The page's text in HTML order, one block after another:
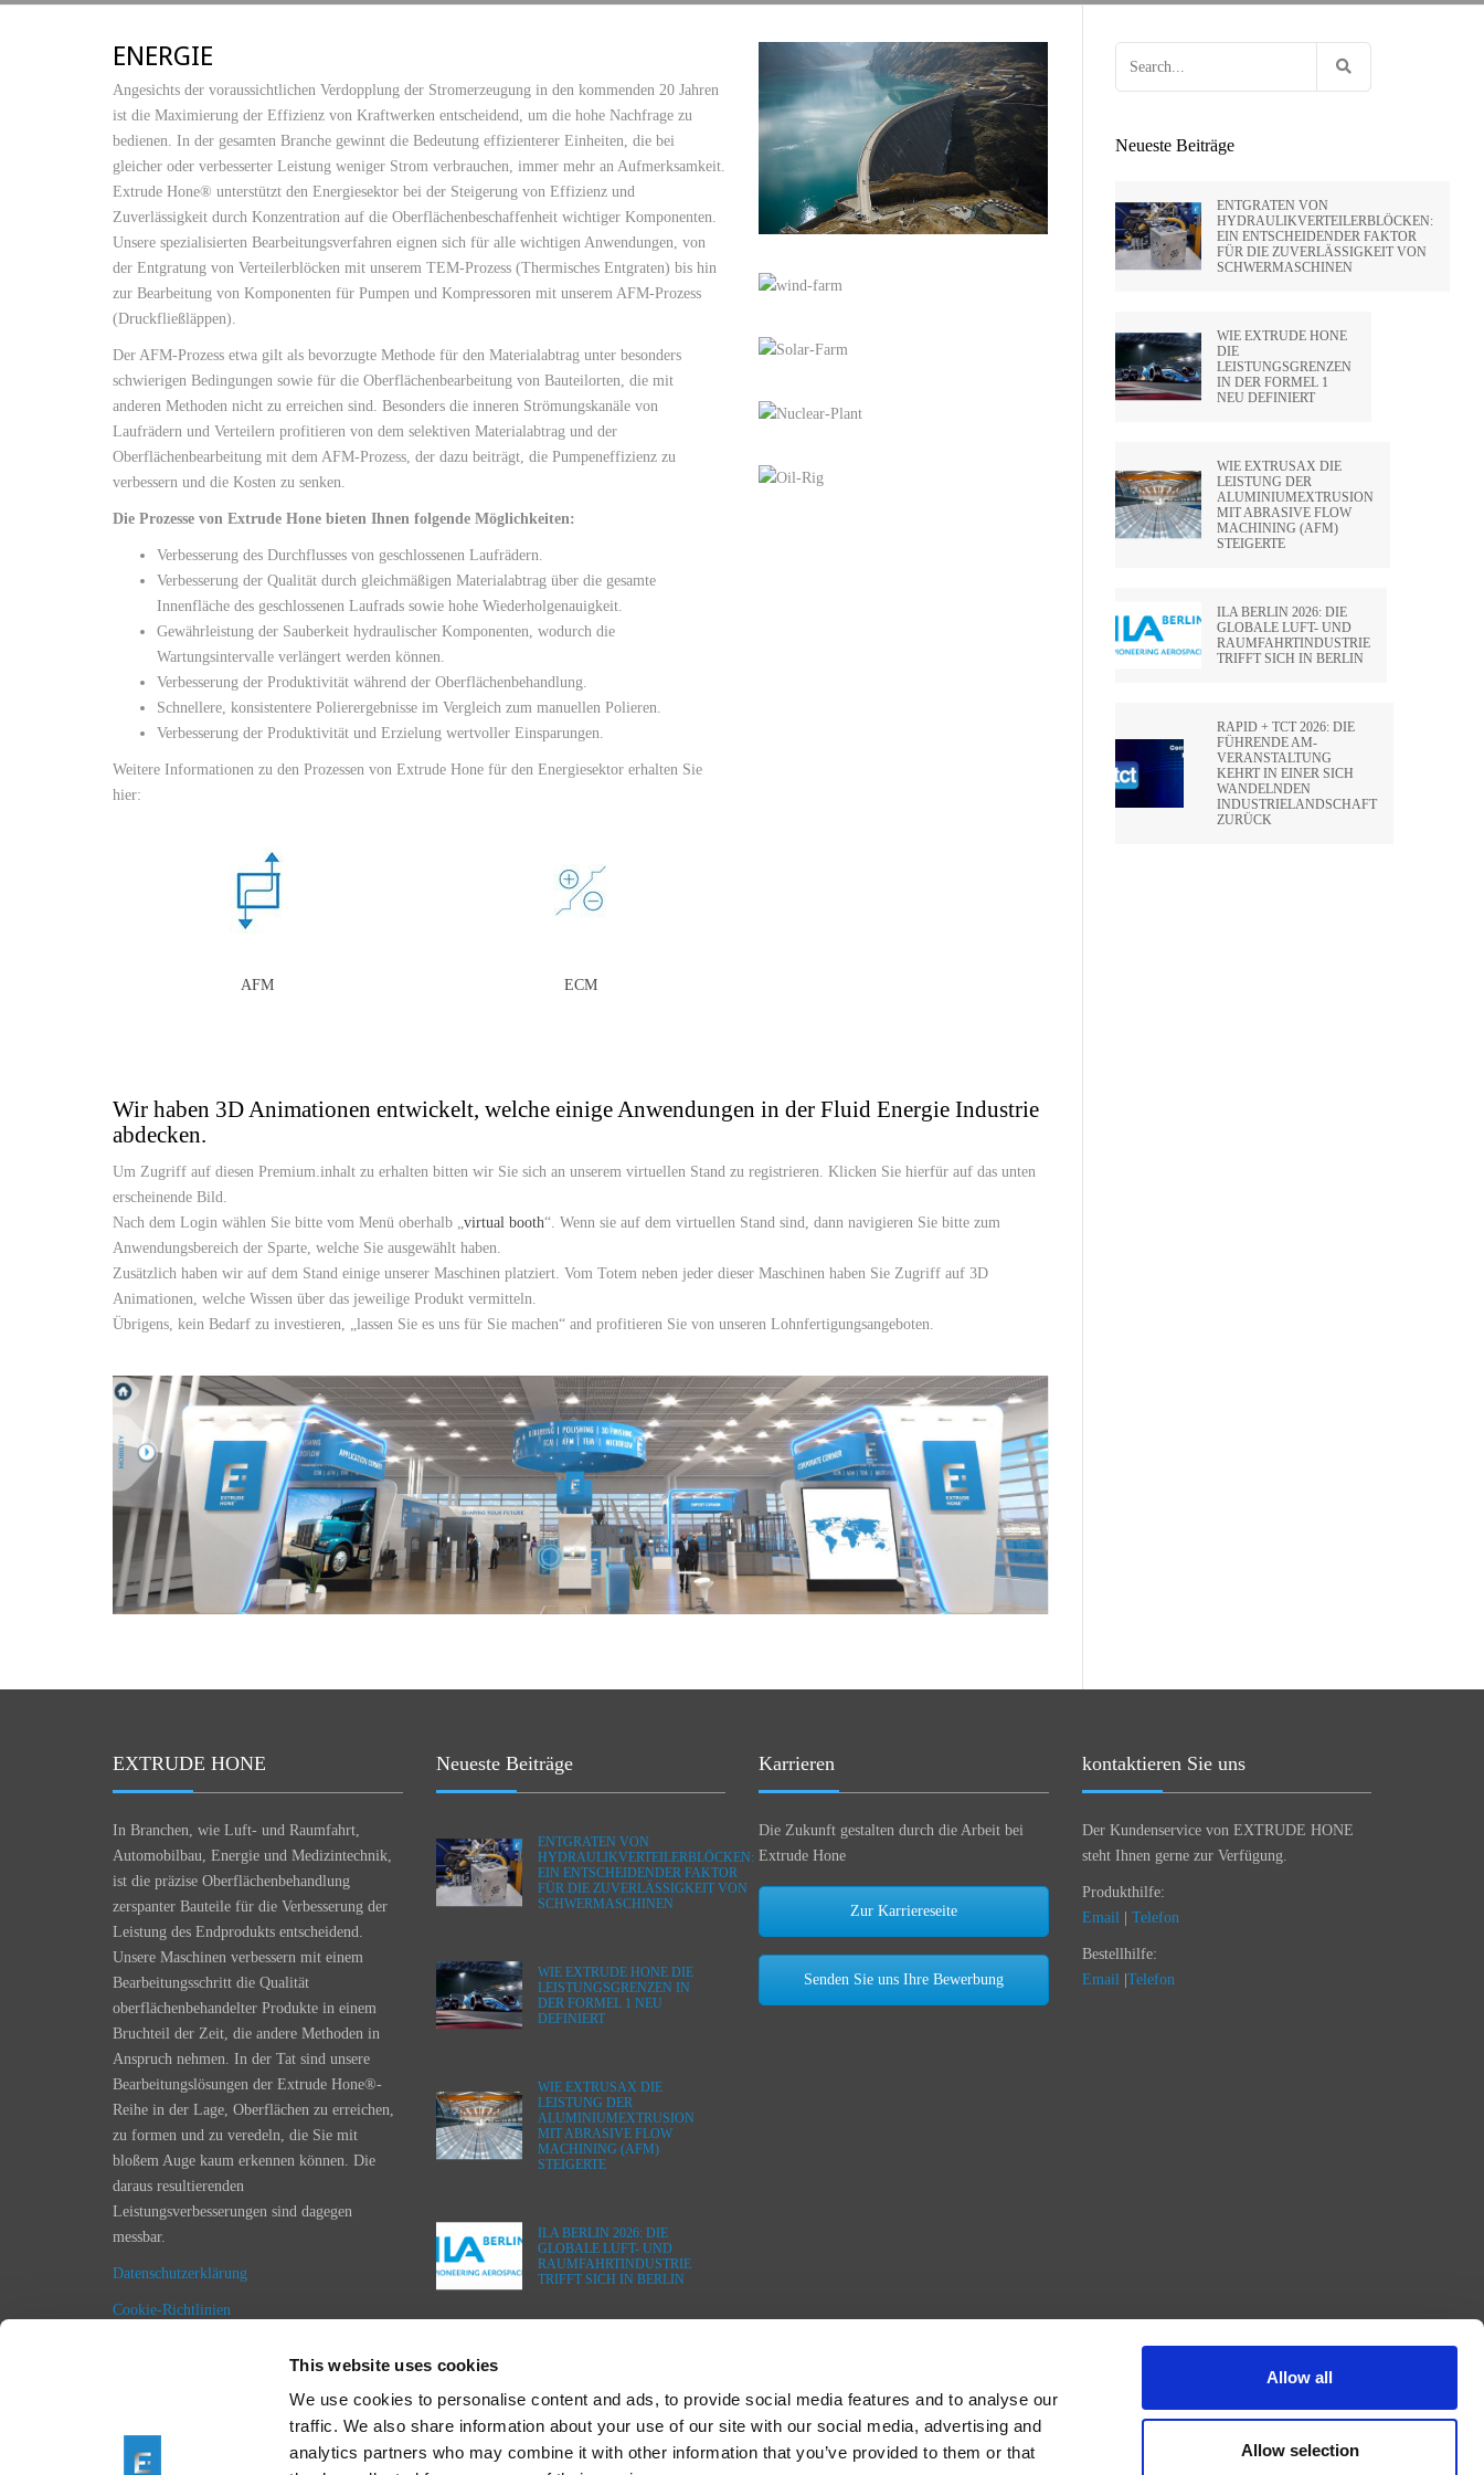
This website uses cookies
We use cookies to personalise content and ads, to provide social media features and to analyse our
traffic. We also share information about your use of our site with our social media, advertising and
analytics partners who may combine it with other information that you’ve provided to them or that
Allow all
Allow selection
EXTRUDE HONE LLC – HUNTLEY
EXTRUDE HONE LLC –
STERLING HEIGHTS – USA
EXTRUDE HONE RIVERSIDE CA –
USA
EXTRUDE HONE K.K. MISATO –
WERKZEUG FÜR
TABLETTENPRESSEN
BARREL RIFLING
ENTGRATEN
GENERALÜBERHOLTE VON
EXTRUDE HONE
ENERGIE
Angesichts der voraussichtlichen Verdopplung der Stromerzeugung in den kommenden 20 Jahren
ist die Maximierung der Effizienz von Kraftwerken entscheidend, um die hohe Nachfrage zu
bedienen. In der gesamten Branche gewinnt die Bedeutung effizienterer Einheiten, die bei
gleicher oder verbesserter Leistung weniger Strom verbrauchen, immer mehr an Aufmerksamkeit.
Extrude Hone® unterstützt den Energiesektor bei der Steigerung von Effizienz und
Zuverlässigkeit durch Konzentration auf die Oberflächenbeschaffenheit wichtiger Komponenten.
Unsere spezialisierten Bearbeitungsverfahren eignen sich für alle wichtigen Anwendungen, von
der Entgratung von Verteilerblöcken mit unserem TEM-Prozess (Thermisches Entgraten) bis hin
zur Bearbeitung von Komponenten für Pumpen und Kompressoren mit unserem AFM-Prozess
(Druckfließläppen).
Der AFM-Prozess etwa gilt als bevorzugte Methode für den Materialabtrag unter besonders
schwierigen Bedingungen sowie für die Oberflächenbearbeitung von Bauteilorten, die mit
anderen Methoden nicht zu erreichen sind. Besonders die inneren Strömungskanäle von
Laufrädern und Verteilern profitieren von dem selektiven Materialabtrag und der
Oberflächenbearbeitung mit dem AFM-Prozess, der dazu beiträgt, die Pumpeneffizienz zu
verbessern und die Kosten zu senken.
Die Prozesse von Extrude Hone bieten Ihnen folgende Möglichkeiten:
Verbesserung des Durchflusses von geschlossenen Laufrädern.
Verbesserung der Qualität durch gleichmäßigen Materialabtrag über die gesamte
Innenfläche des geschlossenen Laufrads sowie hohe Wiederholgenauigkeit.
Gewährleistung der Sauberkeit hydraulischer Komponenten, wodurch die
Wartungsintervalle verlängert werden können.
Verbesserung der Produktivität während der Oberflächenbehandlung.
Schnellere, konsistentere Polierergebnisse im Vergleich zum manuellen Polieren.
Verbesserung der Produktivität und Erzielung wertvoller Einsparungen.
Weitere Informationen zu den Prozessen von Extrude Hone für den Energiesektor erhalten Sie
hier:
AFM ECM
Wir haben 3D Animationen entwickelt, welche einige Anwendungen in der Fluid Energie Industrie
abdecken.
Um Zugriff auf diesen Premium.inhalt zu erhalten bitten wir Sie sich an unserem virtuellen Stand zu registrieren. Klicken Sie hierfür auf das unten
erscheinende Bild.
Nach dem Login wählen Sie bitte vom Menü oberhalb „ virtual booth“. Wenn sie auf dem virtuellen Stand sind, dann navigieren Sie bitte zum
Anwendungsbereich der Sparte, welche Sie ausgewählt haben.
Zusätzlich haben wir auf dem Stand einige unserer Maschinen platziert. Vom Totem neben jeder dieser Maschinen haben Sie Zugriff auf 3D
Animationen, welche Wissen über das jeweilige Produkt vermitteln.
Übrigens, kein Bedarf zu investieren, „lassen Sie es uns für Sie machen“ and profitieren Sie von unseren Lohnfertigungsangeboten.
Neueste Beiträge
ENTGRATEN VON
HYDRAULIKVERTEILERBLÖCKEN:
EIN ENTSCHEIDENDER FAKTOR
FÜR DIE ZUVERLÄSSIGKEIT VON
SCHWERMASCHINEN
WIE EXTRUDE HONE
DIE
LEISTUNGSGRENZEN
IN DER FORMEL 1
NEU DEFINIERT
WIE EXTRUSAX DIE
LEISTUNG DER
ALUMINIUMEXTRUSION
MIT ABRASIVE FLOW
MACHINING (AFM)
STEIGERTE
ILA BERLIN 2026: DIE
GLOBALE LUFT- UND
RAUMFAHRTINDUSTRIE
TRIFFT SICH IN BERLIN
RAPID + TCT 2026: DIE
FÜHRENDE AM-
VERANSTALTUNG
KEHRT IN EINER SICH
WANDELNDEN
INDUSTRIELANDSCHAFT
ZURÜCK
EXTRUDE HONE
In Branchen, wie Luft- und Raumfahrt,
Automobilbau, Energie und Medizintechnik,
ist die präzise Oberflächenbehandlung
zerspanter Bauteile für die Verbesserung der
Leistung des Endprodukts entscheidend.
Unsere Maschinen verbessern mit einem
Bearbeitungsschritt die Qualität
oberflächenbehandelter Produkte in einem
Bruchteil der Zeit, die andere Methoden in
Anspruch nehmen. In der Tat sind unsere
Bearbeitungslösungen der Extrude Hone®-
Reihe in der Lage, Oberflächen zu erreichen,
zu formen und zu veredeln, die Sie mit
bloßem Auge kaum erkennen können. Die
daraus resultierenden
Leistungsverbesserungen sind dagegen
messbar.
Datenschutzerklärung
Cookie-Richtlinien
Allgemeine Geschäftsbedingungen
Neueste Beiträge
ENTGRATEN VON
HYDRAULIKVERTEILERBLÖCKEN:
EIN ENTSCHEIDENDER FAKTOR
FÜR DIE ZUVERLÄSSIGKEIT VON
SCHWERMASCHINEN
WIE EXTRUDE HONE DIE
LEISTUNGSGRENZEN IN
DER FORMEL 1 NEU
DEFINIERT
WIE EXTRUSAX DIE
LEISTUNG DER
ALUMINIUMEXTRUSION
MIT ABRASIVE FLOW
MACHINING (AFM)
STEIGERTE
ILA BERLIN 2026: DIE
GLOBALE LUFT- UND
RAUMFAHRTINDUSTRIE
TRIFFT SICH IN BERLIN
Karrieren
Die Zukunft gestalten durch die Arbeit bei
Extrude Hone
Zur Karriereseite
Senden Sie uns Ihre Bewerbung
kontaktieren Sie uns
Der Kundenservice von EXTRUDE HONE
steht Ihnen gerne zur Verfügung.
Produkthilfe:
Email | Telefon
Bestellhilfe:
Email |Telefon